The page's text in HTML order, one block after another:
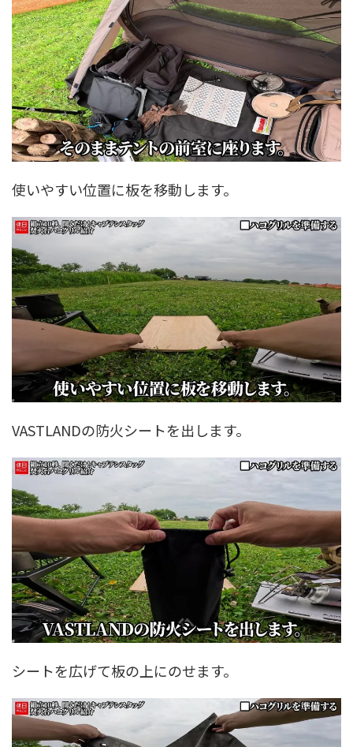
使いやすい位置に板を移動します。
VASTLANDの防火シートを出します。
シートを広げて板の上にのせます。